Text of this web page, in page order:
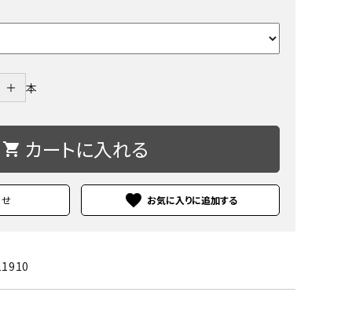
割引除外品
＋ 本
shopping_cart カートに入れる
favorite